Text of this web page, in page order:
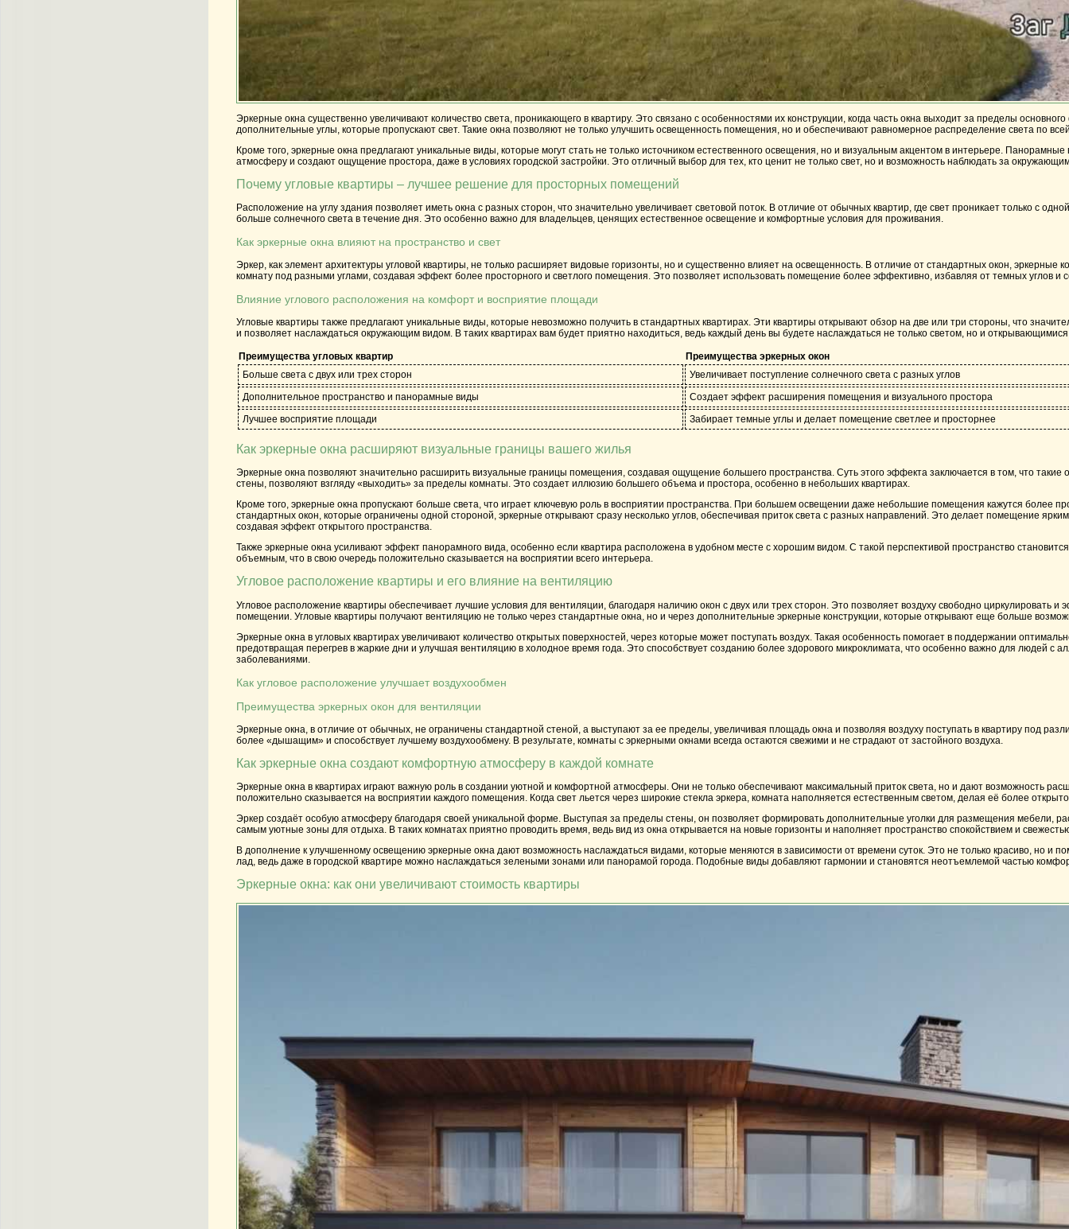
Эркерные окна существенно увеличивают количество света, проникающего в квартиру. Это связано с особенностями их конструкции, когда часть окна выходит за пределы
дополнительные углы, которые пропускают свет. Такие окна позволяют не только улучшить освещенность помещения, но и обеспечивают равномерное распределение света по
Кроме того, эркерные окна предлагают уникальные виды, которые могут стать не только источником естественного освещения, но и визуальным акцентом в интерьере.
атмосферу и создают ощущение простора, даже в условиях городской застройки. Это отличный выбор для тех, кто ценит не только свет, но и возможность наблюдать за
Почему угловые квартиры – лучшее решение для просторных помещений
Расположение на углу здания позволяет иметь окна с разных сторон, что значительно увеличивает световой поток. В отличие от обычных квартир, где свет проникает только с
больше солнечного света в течение дня. Это особенно важно для владельцев, ценящих естественное освещение и комфортные условия для проживания.
Как эркерные окна влияют на пространство и свет
Эркер, как элемент архитектуры угловой квартиры, не только расширяет видовые горизонты, но и существенно влияет на освещенность. В отличие от стандартных окон, эркерные
комнату под разными углами, создавая эффект более просторного и светлого помещения. Это позволяет использовать помещение более эффективно, избавляя от темных углов и
Влияние углового расположения на комфорт и восприятие площади
Угловые квартиры также предлагают уникальные виды, которые невозможно получить в стандартных квартирах. Эти квартиры открывают обзор на две или три стороны, что
и позволяет наслаждаться окружающим видом. В таких квартирах вам будет приятно находиться, ведь каждый день вы будете наслаждаться не только светом, но и
Преимущества угловых квартир
Преимущества эркерных окон
Больше света с двух или трех сторон
Увеличивает поступление солнечного света с разных углов
Дополнительное пространство и панорамные виды
Создает эффект расширения помещения и визуального простора
Лучшее восприятие площади
Забирает темные углы и делает помещение светлее и просторнее
Как эркерные окна расширяют визуальные границы вашего жилья
Эркерные окна позволяют значительно расширить визуальные границы помещения, создавая ощущение большего пространства. Суть этого эффекта заключается в том, что
стены, позволяют взгляду «выходить» за пределы комнаты. Это создает иллюзию большего объема и простора, особенно в небольших квартирах.
Кроме того, эркерные окна пропускают больше света, что играет ключевую роль в восприятии пространства. При большем освещении даже небольшие помещения кажутся более
стандартных окон, которые ограничены одной стороной, эркерные открывают сразу несколько углов, обеспечивая приток света с разных направлений. Это делает помещение
создавая эффект открытого пространства.
Также эркерные окна усиливают эффект панорамного вида, особенно если квартира расположена в удобном месте с хорошим видом. С такой перспективой пространство
объемным, что в свою очередь положительно сказывается на восприятии всего интерьера.
Угловое расположение квартиры и его влияние на вентиляцию
Угловое расположение квартиры обеспечивает лучшие условия для вентиляции, благодаря наличию окон с двух или трех сторон. Это позволяет воздуху свободно циркулировать и
помещении. Угловые квартиры получают вентиляцию не только через стандартные окна, но и через дополнительные эркерные конструкции, которые открывают еще больше
Эркерные окна в угловых квартирах увеличивают количество открытых поверхностей, через которые может поступать воздух. Такая особенность помогает в поддержании
предотвращая перегрев в жаркие дни и улучшая вентиляцию в холодное время года. Это способствует созданию более здорового микроклимата, что особенно важно для людей с
заболеваниями.
Как угловое расположение улучшает воздухообмен
Преимущества эркерных окон для вентиляции
Эркерные окна, в отличие от обычных, не ограничены стандартной стеной, а выступают за ее пределы, увеличивая площадь окна и позволяя воздуху поступать в квартиру под
более «дышащим» и способствует лучшему воздухообмену. В результате, комнаты с эркерными окнами всегда остаются свежими и не страдают от застойного воздуха.
Как эркерные окна создают комфортную атмосферу в каждой комнате
Эркерные окна в квартирах играют важную роль в создании уютной и комфортной атмосферы. Они не только обеспечивают максимальный приток света, но и дают возможность
положительно сказывается на восприятии каждого помещения. Когда свет льется через широкие стекла эркера, комната наполняется естественным светом, делая её более
Эркер создаёт особую атмосферу благодаря своей уникальной форме. Выступая за пределы стены, он позволяет формировать дополнительные уголки для размещения мебели,
самым уютные зоны для отдыха. В таких комнатах приятно проводить время, ведь вид из окна открывается на новые горизонты и наполняет пространство спокойствием и
В дополнение к улучшенному освещению эркерные окна дают возможность наслаждаться видами, которые меняются в зависимости от времени суток. Это не только красиво, но и
лад, ведь даже в городской квартире можно наслаждаться зелеными зонами или панорамой города. Подобные виды добавляют гармонии и становятся неотъемлемой частью
Эркерные окна: как они увеличивают стоимость квартиры